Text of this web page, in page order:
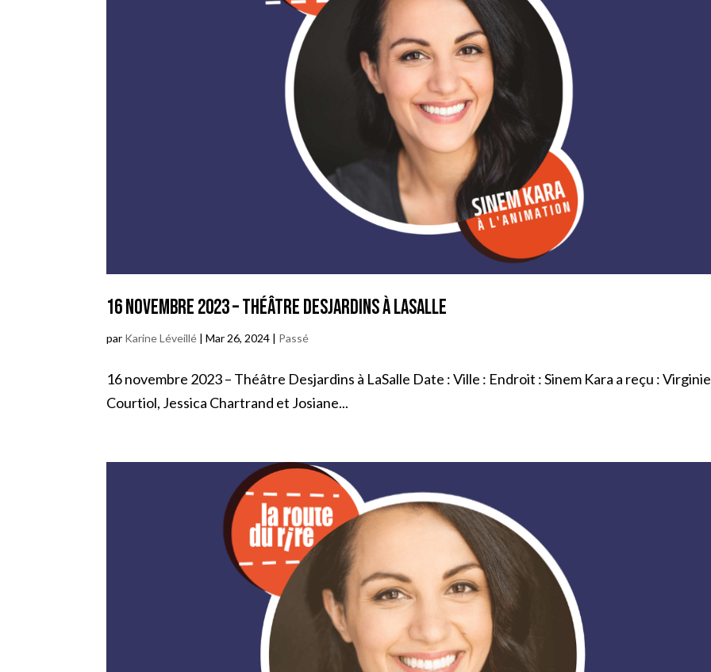
16 novembre 2023 – Théâtre Desjardins à LaSalle
par Karine Léveillé |Mar 26, 2024 | Passé
16 novembre 2023 – Théâtre Desjardins à LaSalle Date : Ville : Endroit : Sinem Kara a reçu : Virginie
Courtiol, Jessica Chartrand et Josiane...